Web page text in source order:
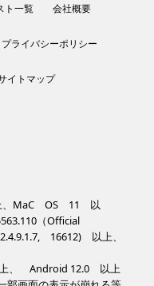
ト一覧 会社概要
プライバシーポリシー
イトマップ
MaC OS 11 以
（Official
16612) 以上、
、 Android 12.0 以上